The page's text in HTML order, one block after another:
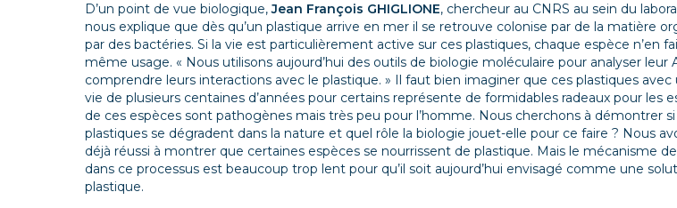
D’un point de vue biologique,Jean François GHIGLIONE, chercheur au CNRS au sein du
nous explique que dès qu’un plastique arrive en mer il se retrouve colonise par de la matière
par des bactéries. Si la vie est particulièrement active sur ces plastiques, chaque espèce n’en
même usage. « Nous utilisons aujourd’hui des outils de biologie moléculaire pour analyser leur
comprendre leurs interactions avec le plastique. » Il faut bien imaginer que ces plastiques avec
vie de plusieurs centaines d’années pour certains représente de formidables radeaux pour les
de ces espèces sont pathogènes mais très peu pour l’homme. Nous cherchons à démontrer si
plastiques se dégradent dans la nature et quel rôle la biologie jouet-elle pour ce faire ? Nous
déjà réussi à montrer que certaines espèces se nourrissent de plastique. Mais le mécanisme
dans ce processus est beaucoup trop lent pour qu’il soit aujourd’hui envisagé comme une
plastique.